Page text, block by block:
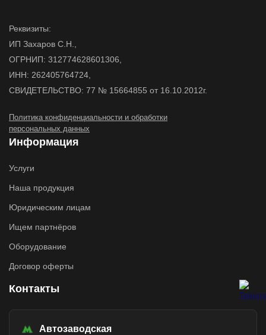
Реквизиты:
ИП Захаров С.Н.,
ОГРНИП: 312774628601306,
ИНН: 262405764724,
СВИДЕТЕЛЬСТВО: 77 № 15664855 от 16.10.2012г.
Политика конфиденциальности и обработки
персональных данных
Информация
Услуги
Наша продукция
Юридическим лицам
Ищем партнёров
Оборудование
Договор оферты
Контакты
Автозаводская